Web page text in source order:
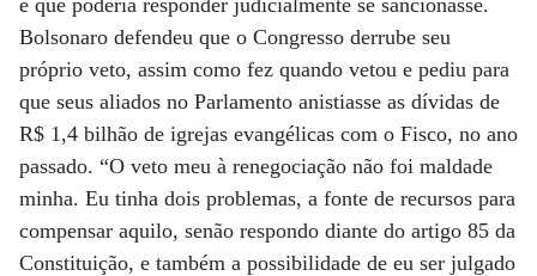
e que poderia responder judicialmente se sancionasse.
Bolsonaro defendeu que o Congresso derrube seu
próprio veto, assim como fez quando vetou e pediu para
que seus aliados no Parlamento anistiasse as dívidas de
R$ 1,4 bilhão de igrejas evangélicas com o Fisco, no ano
passado. “O veto meu à renegociação não foi maldade
minha. Eu tinha dois problemas, a fonte de recursos para
compensar aquilo, senão respondo diante do artigo 85 da
Constituição, e também a possibilidade de eu ser julgado